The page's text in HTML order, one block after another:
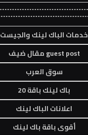
خدمات الباك لينك والجيست
guest post مقال ضيف
سوق العرب
باك لينك باقة 20
اعلانات الباك لينك
أقوى باقة باك لينك